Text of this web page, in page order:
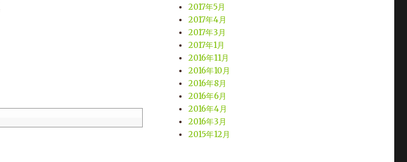
2017年5月
2017年4月
2017年3月
2017年1月
2016年11月
2016年10月
2016年8月
2016年6月
2016年4月
2016年3月
2015年12月